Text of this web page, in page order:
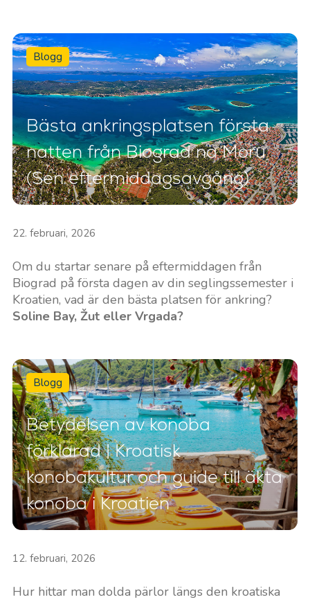
Blogg
Bästa ankringsplatsen första
natten från Biograd na Moru
(Sen eftermiddagsavgång)
22. februari, 2026
Om du startar senare på eftermiddagen från
Biograd på första dagen av din seglingssemester i
Kroatien, vad är den bästa platsen för ankring?
Soline Bay, Žut eller Vrgada?
Blogg
Betydelsen av konoba
förklarad | Kroatisk
konobakultur och guide till äkta
konoba i Kroatien
12. februari, 2026
Hur hittar man dolda pärlor längs den kroatiska